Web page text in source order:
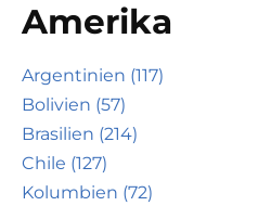
Amerika
Argentinien (117)
Bolivien (57)
Brasilien (214)
Chile (127)
Kolumbien (72)